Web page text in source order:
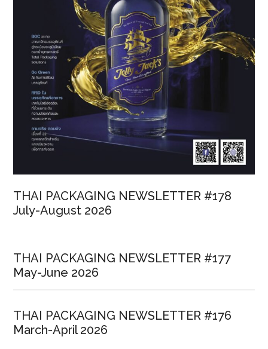
THAI PACKAGING NEWSLETTER #178
July-August 2026
THAI PACKAGING NEWSLETTER #177
May-June 2026
THAI PACKAGING NEWSLETTER #176
March-April 2026